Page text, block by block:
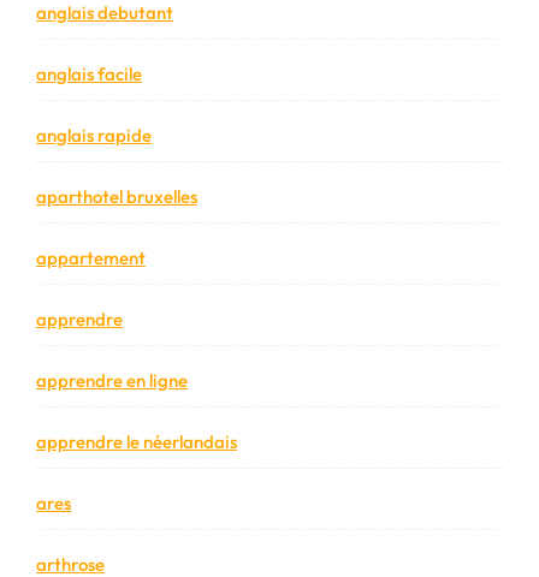
anglais debutant
anglais facile
anglais rapide
aparthotel bruxelles
appartement
apprendre
apprendre en ligne
apprendre le néerlandais
ares
arthrose